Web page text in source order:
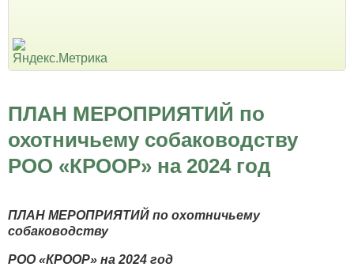
ПЛАН МЕРОПРИЯТИЙ по
охотничьему собаководству
РОО «КРООР» на 2024 год
ПЛАН МЕРОПРИЯТИЙ по охотничьему
собаководству
РОО «КРООР» на 2024 год